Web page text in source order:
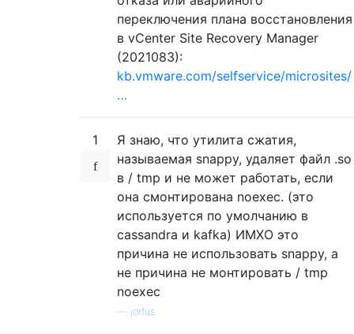
переключения плана восстановления
в vCenter Site Recovery Manager
(2021083):
kb.vmware.com/selfservice/microsites/
…
1
Я знаю, что утилита сжатия,
называемая snappy, удаляет файл .so
в / tmp и не может работать, если
она смонтирована noexec. (это
используется по умолчанию в
cassandra и kafka) ИМХО это
причина не использовать snappy, а
не причина не монтировать / tmp
noexec
jorfus